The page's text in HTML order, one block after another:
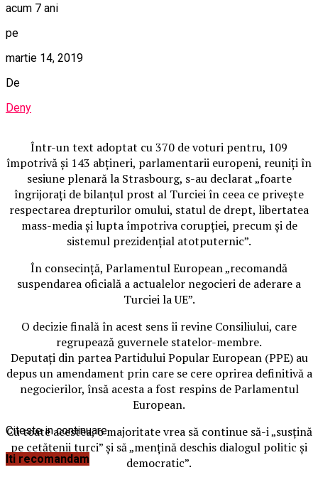
acum 7 ani
pe
martie 14, 2019
De
Deny
Într-un text adoptat cu 370 de voturi pentru, 109
împotrivă şi 143 abţineri, parlamentarii europeni, reuniţi în
sesiune plenară la Strasbourg, s-au declarat „foarte
îngrijoraţi de bilanţul prost al Turciei în ceea ce priveşte
respectarea drepturilor omului, statul de drept, libertatea
mass-media şi lupta împotriva corupţiei, precum şi de
sistemul prezidenţial atotputernic”.
În consecinţă, Parlamentul European „recomandă
suspendarea oficială a actualelor negocieri de aderare a
Turciei la UE”.
O decizie finală în acest sens îi revine Consiliului, care
regrupează guvernele statelor-membre.
Deputaţi din partea Partidului Popular European (PPE) au
depus un amendament prin care se cere oprirea definitivă a
negocierilor, însă acesta a fost respins de Parlamentul
European.
Cu toate acestea, o majoritate vrea să continue să-i „susţină
pe cetăţenii turci” şi să „menţină deschis dialogul politic şi
democratic”.
Citeste in continuare
Iti recomandam